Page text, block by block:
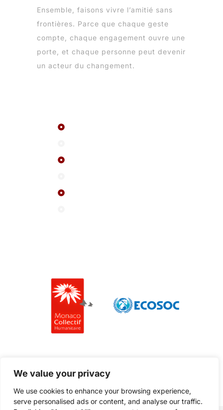
We value your privacy
We use cookies to enhance your browsing experience,
serve personalised ads or content, and analyse our traffic.
Ensemble, faisons vivre l’amitié sans
frontières. Parce que chaque geste
compte, chaque engagement ouvre une
porte, et chaque personne peut devenir
un acteur du changement.